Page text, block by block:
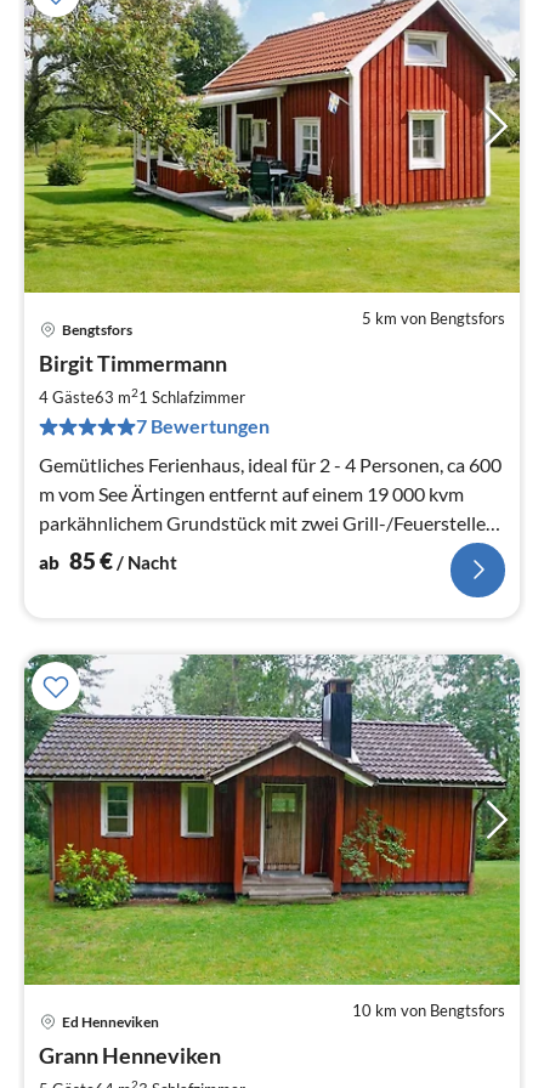
5 km von Bengtsfors
Bengtsfors
Birgit Timmermann
4 Gäste63 m21 Schlafzimmer
7 Bewertungen
Gemütliches Ferienhaus, ideal für 2 - 4 Personen, ca 600
m vom See Ärtingen entfernt auf einem 19 000 kvm
parkähnlichem Grundstück mit zwei Grill-/Feuerstellen
auf dem Grundstück.
ab 85€/ Nacht
10 km von Bengtsfors
Ed Henneviken
Grann Henneviken
2